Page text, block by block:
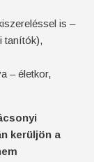
is –
tanítók),
– életkor,
kerüljön a